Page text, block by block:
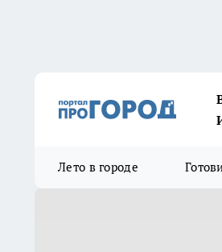
Лето в городе